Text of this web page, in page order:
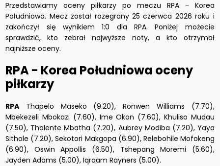
Przedstawiamy oceny piłkarzy po meczu RPA - Korea
Południowa. Mecz został rozegrany 25 czerwca 2026 roku i
zakończył się wynikiem 1:0 dla RPA. Poniżej możecie
sprawdzić, kto zebrał najwyższe noty, a kto otrzymał
najniższe oceny.
RPA - Korea Południowa oceny
piłkarzy
RPA Thapelo Maseko (9.20), Ronwen Williams (7.70),
Mbekezeli Mbokazi (7.60), Ime Okon (7.60), Khuliso Mudau
(7.50), Thalente Mbatha (7.20), Aubrey Modiba (7.20), Yaya
Sithole (7.20), Sekotori Makgopa (6.90), Relebohile Mofokeng
(6.90), Oswin Appollis (6.50), Tshepang Moremi (5.60),
Jayden Adams (5.00), Iqraam Rayners (5.00).